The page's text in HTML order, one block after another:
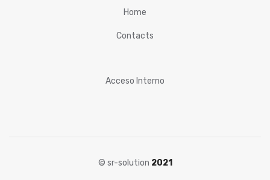
Home
Contacts
Acceso Interno
© sr-solution 2021